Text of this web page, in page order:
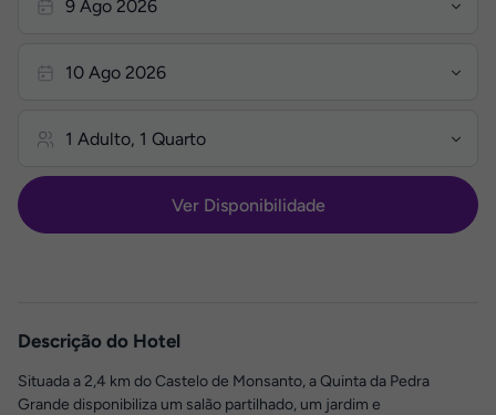
Ver Disponibilidade
Descrição do Hotel
Situada a 2,4 km do Castelo de Monsanto, a Quinta da Pedra
Grande disponibiliza um salão partilhado, um jardim e